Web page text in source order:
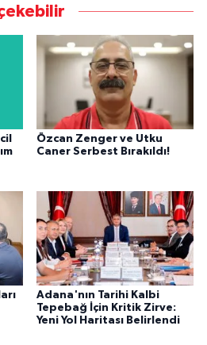
Özcan Zenger ve Utku
Caner Serbest Bırakıldı!
Adana'nın Tarihi Kalbi
Tepebağ İçin Kritik Zirve:
Yeni Yol Haritası Belirlendi